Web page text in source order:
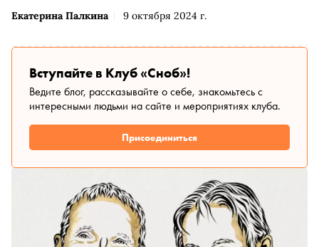
Екатерина Палкина 9 октября 2024 г.
Вступайте в Клуб «Сноб»!
Ведите блог, рассказывайте о себе, знакомьтесь с
интересными людьми на сайте и мероприятиях клуба.
Присоединиться